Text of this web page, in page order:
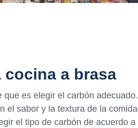
a brasa
es elegir el carbón adecuado.
el sabor y la textura de la comida
el tipo de carbón de acuerdo a